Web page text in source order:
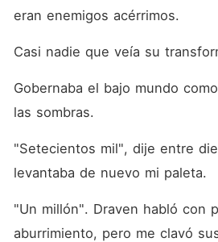
eran enemigos acérrimos.
Casi nadie que veía su
Gobernaba el bajo mundo
las sombras.
"Setecientos mil", dije entre
levantaba de nuevo mi paleta.
"Un millón". Draven habló con
aburrimiento, pero me clavó